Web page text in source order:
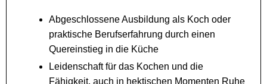
Abgeschlossene Ausbildung als Koch oder
praktische Berufserfahrung durch einen
Quereinstieg in die Küche
Leidenschaft für das Kochen und die
Fähigkeit, auch in hektischen Momenten Ruhe